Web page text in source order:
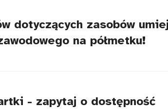
dotyczących zasobów
na półmetku!
- zapytaj o dostępność